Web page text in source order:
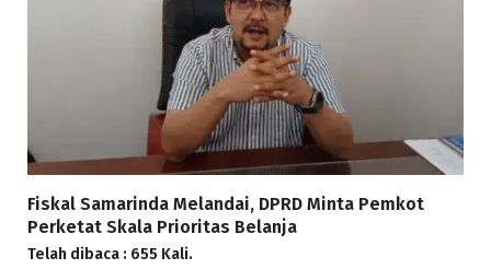
Fiskal Samarinda Melandai, DPRD Minta Pemkot
Perketat Skala Prioritas Belanja
Telah dibaca : 655 Kali.